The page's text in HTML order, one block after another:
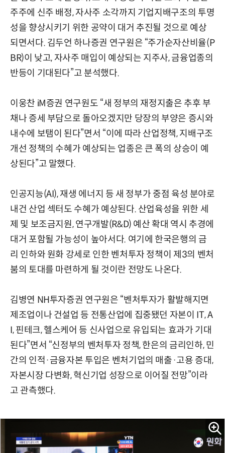
주주에 신주 배정, 자사주 소각까지 기업지배구조의 투명
성을 향상시키기 위한 공약이 대거 추진될 것으로 예상
되면서다. 김두언 하나증권 연구원은 “주가순자산비율(P
BR)이 낮고, 자사주 매입이 예상되는 지주사, 금융업종의
반등이 기대된다”고 분석했다.
이웅찬 iM증권 연구원도 “새 정부의 재정지출은 추후 부
채나 증세 부담으로 돌아오겠지만 당장의 부양은 증시와
내수에 보탬이 된다”면서 “이에 따라 산업정책, 지배구조
개선 정책의 수혜가 예상되는 업종은 큰 폭의 상승이 예
상된다”고 말했다.
인공지능(AI), 재생 에너지 등 새 정부가 중점 육성 분야로
내건 산업 섹터도 수혜가 예상된다. 산업육성을 위한 세
제 및 보조금지원, 연구개발(R&D) 예산 확대 역시 추경에
대거 포함될 가능성이 높아서다. 여기에 한국은행의 금
리 인하와 원화 강세로 인한 벤처투자 정책이 제3의 벤처
붐의 토대를 마련하게 될 것이란 전망도 나온다.
김병연 NH투자증권 연구원은 “벤처투자가 활발해지면
제조업이나 건설업 등 전통산업에 집중됐던 자본이 IT, A
I, 핀테크, 헬스케어 등 신사업으로 유입되는 효과가 기대
된다”면서 “신정부의 벤처투자 정책, 한은의 금리인하, 민
간의 인적·금융자본 투입은 벤처기업의 매출·고용 증대,
자본시장 다변화, 혁신기업 성장으로 이어질 전망”이라
고 관측했다.